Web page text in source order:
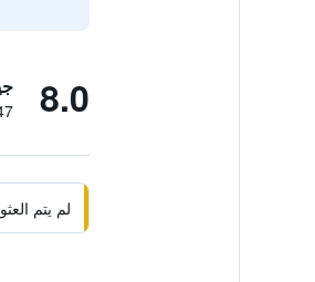
8.0 247 من
لم يتم